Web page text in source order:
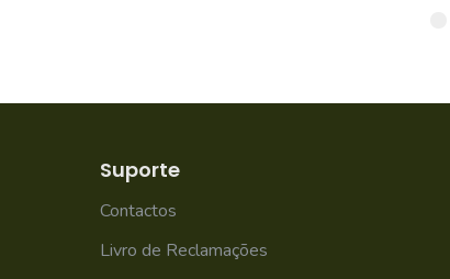
Suporte
Contactos
Livro de Reclamações